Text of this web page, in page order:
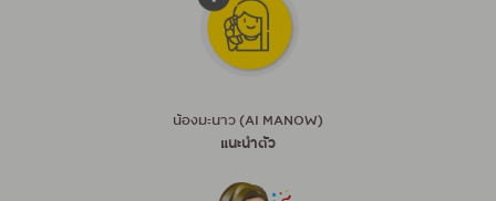
น้องมะนาว (AI MANOW)
แนะนำตัว